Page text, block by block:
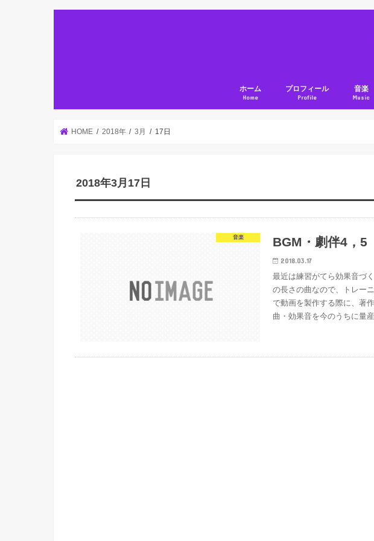
ホーム
Home
プロフィール
Profile
音楽
Music
HOME 2018年 3月 17日
2018年3月17日
音楽 BGM・劇伴4，5
2018.03.17
最近は練習がてら効果音づ
の長さの曲なので、トレー
で動画を製作する際に、著
曲・効果音を今のうちに量